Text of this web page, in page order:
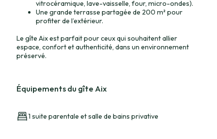
vitrocéramique, lave-vaisselle, four, micro-ondes).
Une grande terrasse partagée de 200 m² pour
profiter de l’extérieur.
Le gîte Aix est parfait pour ceux qui souhaitent allier
espace, confort et authenticité, dans un environnement
préservé.
Équipements du gîte Aix
1 suite parentale et salle de bains privative